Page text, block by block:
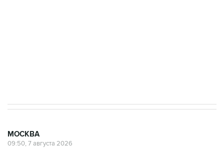
МОСКВА
09:50, 7 августа 2026